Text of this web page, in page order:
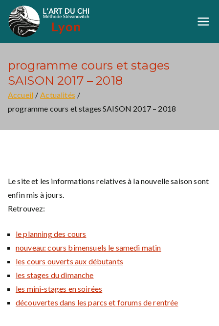
Aller
contenu
programme cours et stages
SAISON 2017 – 2018
Accueil
Actualités
programme cours et stages SAISON 2017 – 2018
Le site et les informations relatives à la nouvelle saison sont
enfin mis à jours.
Retrouvez:
le planning des cours
nouveau: cours bimensuels le samedi matin
les cours ouverts aux débutants
les stages du dimanche
les mini-stages en soirées
découvertes dans les parcs et forums de rentrée